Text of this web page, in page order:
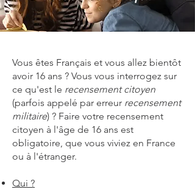
Vous êtes Français et vous allez bientôt
avoir 16 ans ? Vous vous interrogez sur
ce qu'est le recensement citoyen
(parfois appelé par erreur recensement
militaire) ? Faire votre recensement
citoyen à l'âge de 16 ans est
obligatoire, que vous viviez en France
ou à l'étranger.
Qui ?